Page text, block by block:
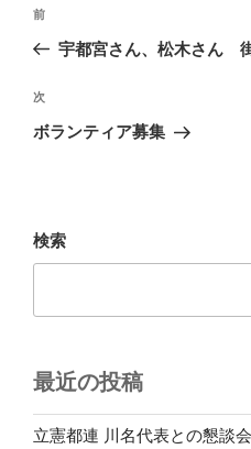
ビ
ゲ
ン
前
の
稿
前
宇都宮さん、松木さん
次
の
次
ボランティア募集
検索
最近の投稿
立憲都連 川名代表との懇